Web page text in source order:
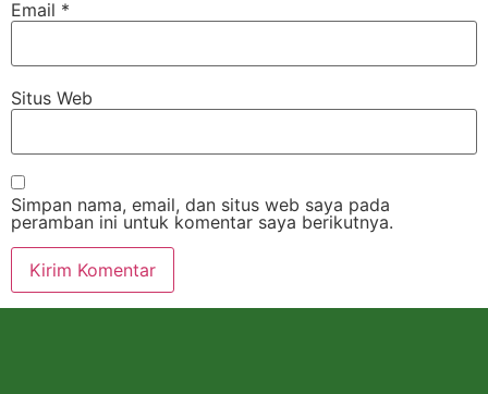
Email *
Situs Web
Simpan nama, email, dan situs web saya pada
peramban ini untuk komentar saya berikutnya.